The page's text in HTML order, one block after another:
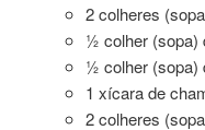
2 colheres
½ colher (sopa)
½ colher (sopa)
1 xícara de
2 colheres